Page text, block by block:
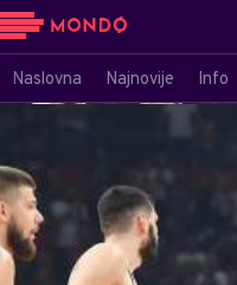
Naslovna Najnovije Info